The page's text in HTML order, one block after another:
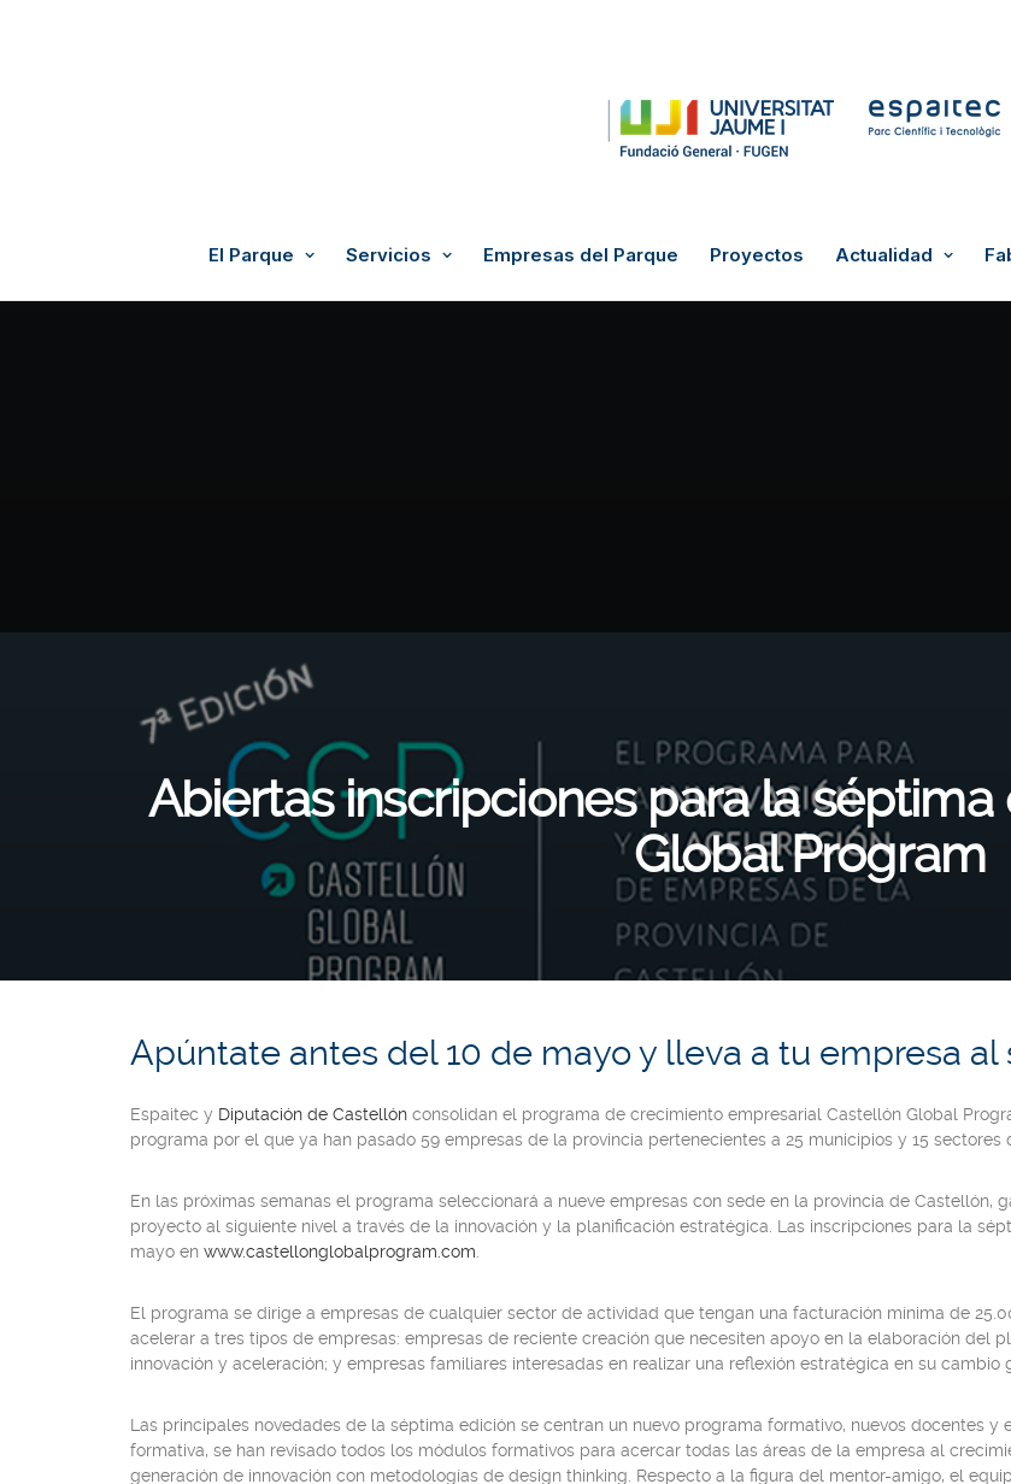
El Parque Servicios Empresas del Parque Proyectos Actualidad
Abiertas inscripciones para la
Global Program
Apúntate antes del 10 de mayo y lleva a tu empresa
Espaitec y Diputación de Castellón consolidan el programa de crecimiento empresarial Castellón Global
programa por el que ya han pasado 59 empresas de la provincia pertenecientes a 25 municipios y 15 sectores
En las próximas semanas el programa seleccionará a nueve empresas con sede en la provincia de Castellón,
proyecto al siguiente nivel a través de la innovación y la planificación estratégica. Las inscripciones para la
mayo en www.castellonglobalprogram.com
El programa se dirige a empresas de cualquier sector de actividad que tengan una facturación mínima de
acelerar a tres tipos de empresas: empresas de reciente creación que necesiten apoyo en la elaboración del
innovación y aceleración; y empresas familiares interesadas en realizar una reflexión estratégica en su cambio
Las principales novedades de la séptima edición se centran un nuevo programa formativo, nuevos docentes
formativa, se han revisado todos los módulos formativos para acercar todas las áreas de la empresa al
generación de innovación con metodologías de design thinking. Respecto a la figura del mentor-amigo, el